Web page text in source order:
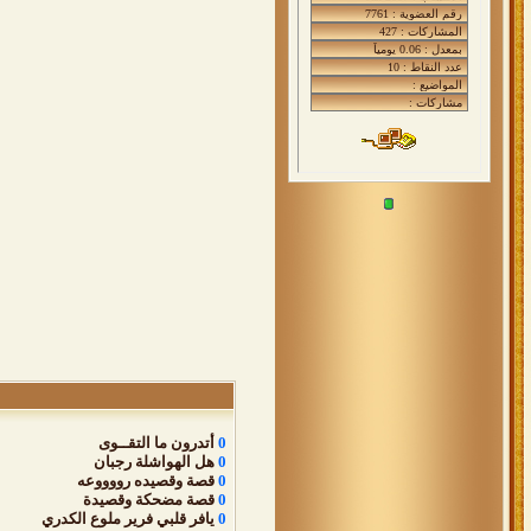
0 أتدرون ما التقــوى
0 هل الهواشلة رجبان
0 قصة وقصيده رووووعه
0 قصة مضحكة وقصيدة
0 يافر قلبي فرير ملوع الكدري